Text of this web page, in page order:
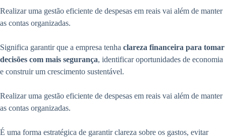
Realizar uma gestão eficiente de despesas em reais vai além de manter
as contas organizadas.
Significa garantir que a empresa tenha clareza financeira para tomar
decisões com mais segurança, identificar oportunidades de economia
e construir um crescimento sustentável.
Realizar uma gestão eficiente de despesas em reais vai além de manter
as contas organizadas.
É uma forma estratégica de garantir clareza sobre os gastos, evitar